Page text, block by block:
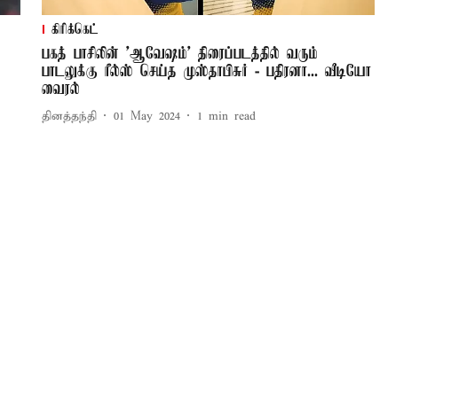
கிரிக்கெட்
பகத் பாசிலின் 'ஆவேஷம்' திரைப்படத்தில் வரும்
பாடலுக்கு ரீல்ஸ் செய்த முஸ்தாபிசுர் - பதிரனா... வீடியோ
வைரல்
தினத்தந்தி 01 May 2024 1 min read